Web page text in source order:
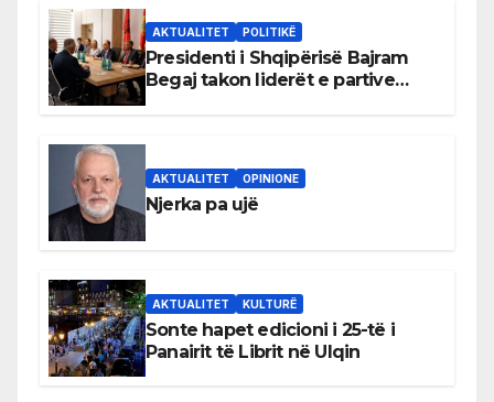
AKTUALITET POLITIKË
Presidenti i Shqipërisë Bajram
Begaj takon liderët e partive
AKTUALITET OPINIONE
Njerka pa ujë
AKTUALITET KULTURË
Sonte hapet edicioni i 25-të i
Panairit të Librit në Ulqin